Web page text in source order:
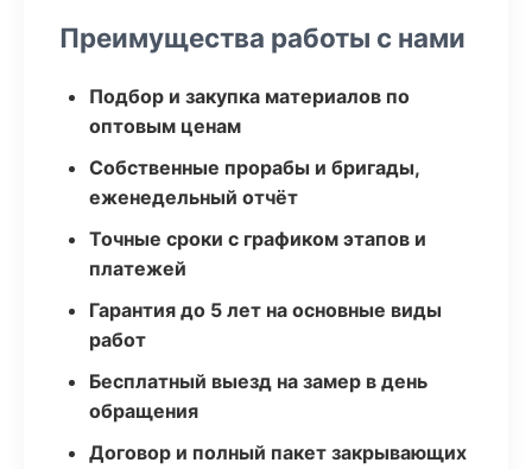
Преимущества работы с нами
Подбор и закупка материалов по
оптовым ценам
Собственные прорабы и бригады,
еженедельный отчёт
Точные сроки с графиком этапов и
платежей
Гарантия до 5 лет на основные виды
работ
Бесплатный выезд на замер в день
обращения
Договор и полный пакет закрывающих